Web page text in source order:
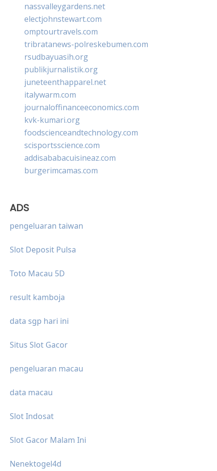
nassvalleygardens.net
electjohnstewart.com
omptourtravels.com
tribratanews-polreskebumen.com
rsudbayuasih.org
publikjurnalistik.org
juneteenthapparel.net
italywarm.com
journaloffinanceeconomics.com
kvk-kumari.org
foodscienceandtechnology.com
scisportsscience.com
addisababacuisineaz.com
burgerimcamas.com
ADS
pengeluaran taiwan
Slot Deposit Pulsa
Toto Macau 5D
result kamboja
data sgp hari ini
Situs Slot Gacor
pengeluaran macau
data macau
Slot Indosat
Slot Gacor Malam Ini
Nenektogel4d